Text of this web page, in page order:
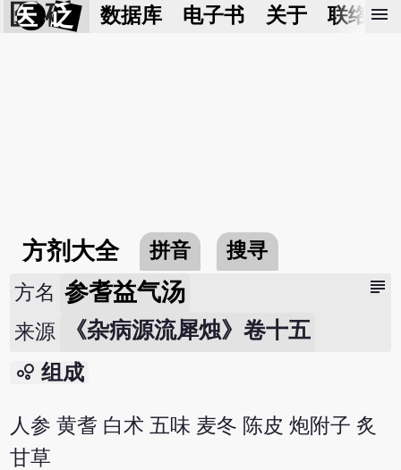
医 砭 数据库 电子书 关于 联络我
menu
方剂大全 拼音 搜寻
subject
方名 参耆益气汤
来源 《杂病源流犀烛》卷十五
bubble_chart 组成
人参 黄耆 白术 五味 麦冬 陈皮 炮附子 炙
甘草